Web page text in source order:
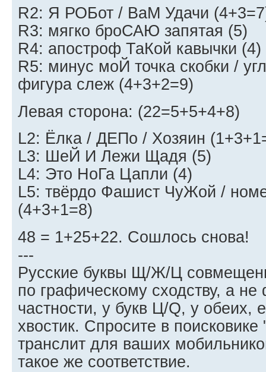
R2: Я РОБот / ВаМ Удачи
R3: мягко броСАЮ запятая (5)
R4: апостроф ТаКой кавычки (4)
R5: минус моЙ точка скобки /
фигура слеж (4+3+2=9)
Левая сторона: (22=5+5+4+8)
L2: Ёлка / ДЕПо / Хозяин
L3: ШеЙ И Лежи Щадя (5)
L4: Это НоГа Цапли (4)
L5: твёрдо Фашист ЧуЖой /
(4+3+1=8)
48 = 1+25+22. Сошлось снова!
---
Русские буквы Щ/Ж/Ц
по графическому сходству, а
частности, у букв Ц/Q, у обеих,
хвостик. Спросите в
транслит для ваших
такое же соответствие.